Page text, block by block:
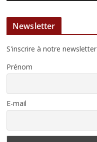
Newsletter
S'inscrire à notre newsletter
Prénom
E-mail